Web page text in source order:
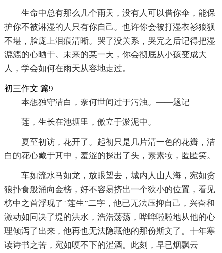
生命中总有那么几个雨天，没有人可以借你伞，能保
护你不被淋湿的人只有你自己。也许你会被打湿衣衫狼狈
不堪，脸庞上泪痕清晰。哭了没关系，哭完之后记得把湿
漉漉的心晒干。未来的某一天，你会彻底从小孩变成大
人，学会如何在雨天从容地走过。
初三作文 篇9
本想独守洁白，奈何世间过于污浊。――题记
莲，生长在池塘里，傲立于淤泥中。
夏至初访，花开了。起初只是几片清一色的花瓣，洁
白的花心藏于其中，羞涩的探出了头，素素妆，匿匿笑。
车如流水马如龙，放眼望去，城内人山人海，宛如贪
狼扑食般涌向金榜，好不容易挤出一个狭小的位置，看见
榜中之首浮现了“莲生”二字，他已无法压抑自己，兴奋和
激动如同决了堤的洪水，浩浩荡荡，哗哗啦啦地从他的心
理倾泻了出来，他再也无法隐藏他的那份斯文了。十年寒
读诗书之苦，宛如哽不下的涩酒。此刻，早已烟飘云